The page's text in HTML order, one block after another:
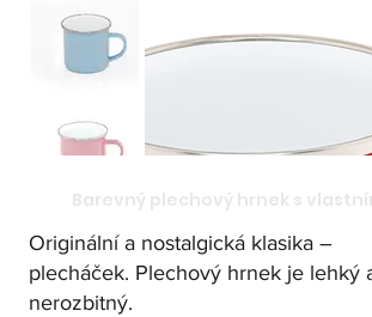
Originální a nostalgická klasika –
plecháček. Plechový hrnek je lehký
nerozbitný.